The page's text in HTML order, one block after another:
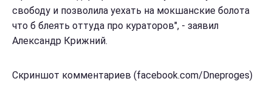
свободу и позволила уехать на мокшанские болота
что б блеять оттуда про кураторов", - заявил
Александр Крижний.
Скриншот комментариев (facebook.com/Dneproges)